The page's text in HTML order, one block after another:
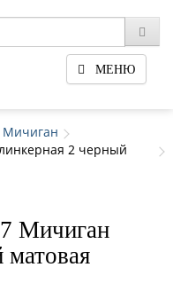
МЕНЮ
Мичиган
2 черный
Мичиган
матовая